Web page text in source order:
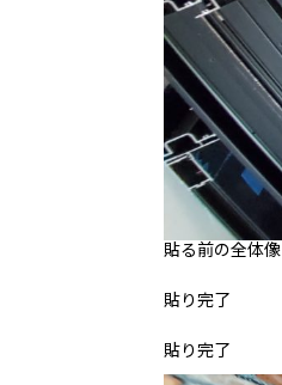
貼る前の全体像
貼り完了
貼り完了